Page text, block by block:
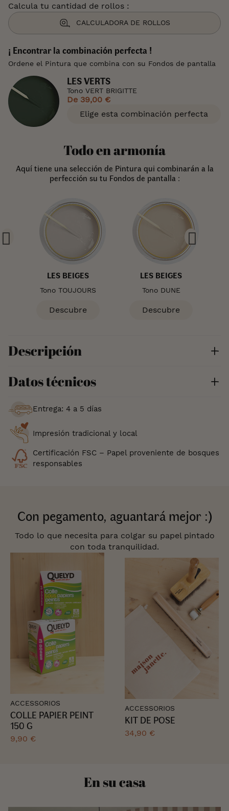
Calcula tu cantidad de rollos :
CALCULADORA DE ROLLOS
¡ Encontrar la combinación perfecta !
Ordene el Pintura que combina con su Fondos de pantalla
LES VERTS
Tono VERT BRIGITTE
De 39,00 €
Elige esta combinación perfecta
Todo en armonía
Aquí tiene una selección de Pintura qui combinarán a la
perfección su tu Fondos de pantalla :
LES BEIGES
Tono TOUJOURS
Descubre
LES BEIGES
Tono DUNE
Descubre
Descripción
Datos técnicos
Entrega: 4 a 5 días
Impresión tradicional y local
Certificación FSC – Papel proveniente de bosques
responsables
Con pegamento, aguantará mejor :)
Todo lo que necesita para colgar su papel pintado
con toda tranquilidad.
ACCESSORIOS
COLLE PAPIER PEINT
150 G
9,90 €
ACCESSORIOS
KIT DE POSE
34,90 €
En su casa